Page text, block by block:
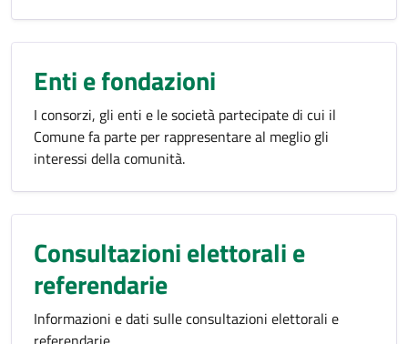
Enti e fondazioni
I consorzi, gli enti e le società partecipate di cui il
Comune fa parte per rappresentare al meglio gli
interessi della comunità.
Consultazioni elettorali e
referendarie
Informazioni e dati sulle consultazioni elettorali e